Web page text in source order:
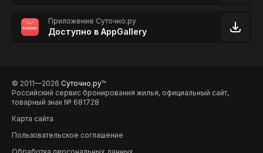
Приложение Суточно.ру
Доступно в AppGallery
© 2011—2026 Суточно.руTM
Российский сервис бронирования жилья, официальный сайт,
товарный знак № 681728
Карта сайта
Пользовательское соглашение